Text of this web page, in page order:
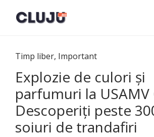
Timp liber, Important
Explozie de culori și
parfumuri la USAMV
Descoperiți peste
soiuri de trandafiri